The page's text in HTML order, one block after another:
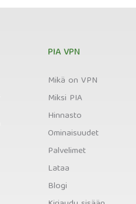
PIA VPN
Mikä on VPN
Miksi PIA
Hinnasto
Ominaisuudet
Palvelimet
Lataa
Blogi